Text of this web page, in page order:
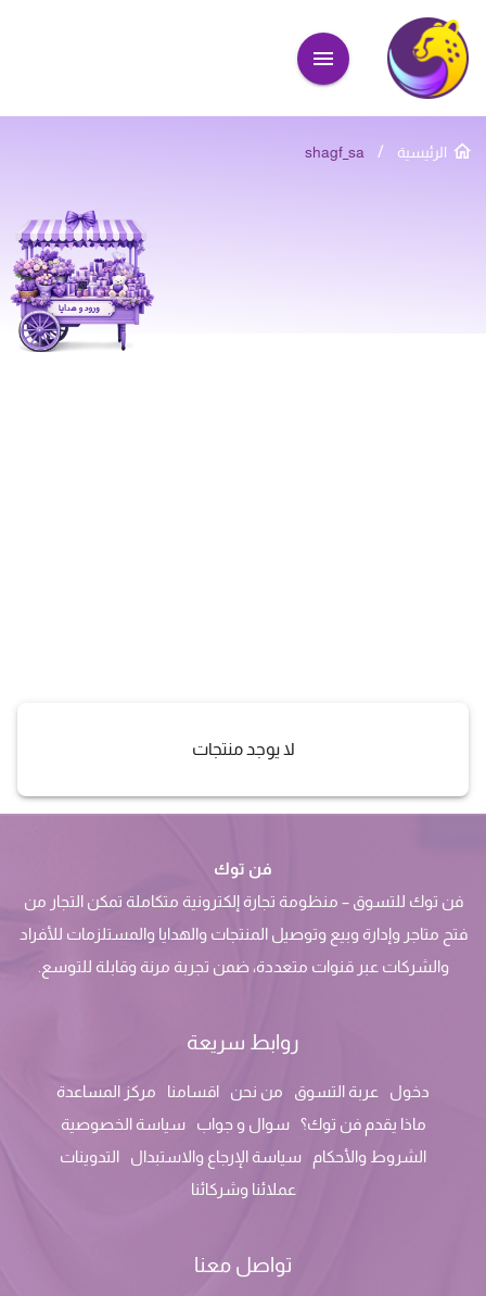
الرئيسية /
shagf_sa
لا يوجد منتجات
فن توك
فن توك للتسوق – منظومة تجارة إلكترونية متكاملة تمكن التجار من
فتح متاجر وإدارة وبيع وتوصيل المنتجات والهدايا والمستلزمات للأفراد
والشركات عبر قنوات متعددة، ضمن تجربة مرنة وقابلة للتوسع.
روابط سريعة
دخول عربة التسوق من نحن اقسامنا
مركز المساعدة
ماذا يقدم فن توك؟
سوال و جواب
سياسة الخصوصية
الشروط والأحكام
سياسة الإرجاع والاستبدال
التدوينات
عملائنا وشركائنا
تواصل معنا